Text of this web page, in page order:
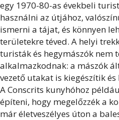
egy 1970-80-as évekbeli
használni az útjához,
ismerni a tájat, és könnyen
területekre téved. A helyi
turisták és hegymászók nem
alkalmazkodnak: a mászók
vezető utakat is kiegészítik
A Conscrits kunyhóhoz
építeni, hogy megelőzzék a
már életveszélyes úton a